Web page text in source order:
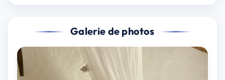
Galerie de photos